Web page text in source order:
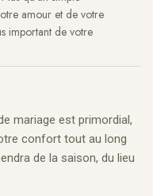
amour et de votre
important de votre
mariage est primordial,
confort tout au long
de la saison, du lieu